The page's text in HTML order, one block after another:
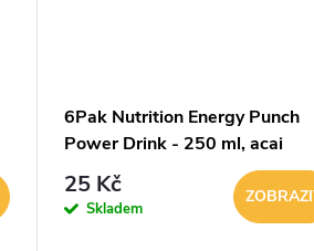
6Pak Nutrition Energy Punch
Power Drink - 250 ml, acai
25 Kč
Skladem